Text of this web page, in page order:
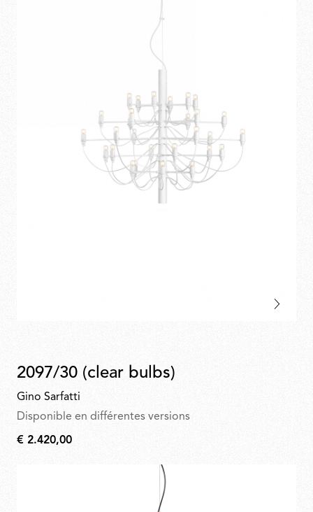
2097/30 (clear bulbs)
Gino Sarfatti
Disponible en différentes versions
€
€ 2.420,00